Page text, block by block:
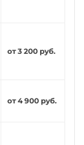
от 3 200 руб.
от 4 900 руб.